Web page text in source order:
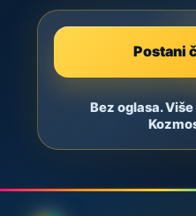
Postani
Bez oglasa.